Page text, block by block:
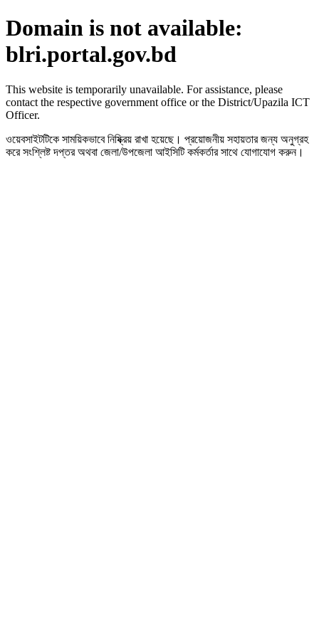
Domain is not available:
blri.portal.gov.bd
This website is temporarily unavailable. For assistance, please
contact the respective government office or the District/Upazila ICT
Officer.
ওয়েবসাইটটিকে সাময়িকভাবে নিষ্ক্রিয় রাখা হয়েছে। প্রয়োজনীয় সহায়তার জন্য অনুগ্রহ
করে সংশ্লিষ্ট দপ্তর অথবা জেলা/উপজেলা আইসিটি কর্মকর্তার সাথে যোগাযোগ করুন।